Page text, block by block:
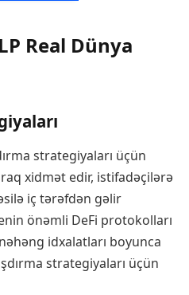
Real Dünya
strategiyaları üçün
xidmət edir, istifadəçilərə
iç tərəfdən gəlir
önəmli DeFi protokolları
idxalatları boyunca
strategiyaları üçün